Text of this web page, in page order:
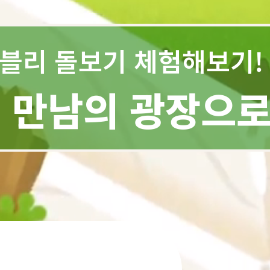
리 돌보기 체험해보기!
남의 광장으